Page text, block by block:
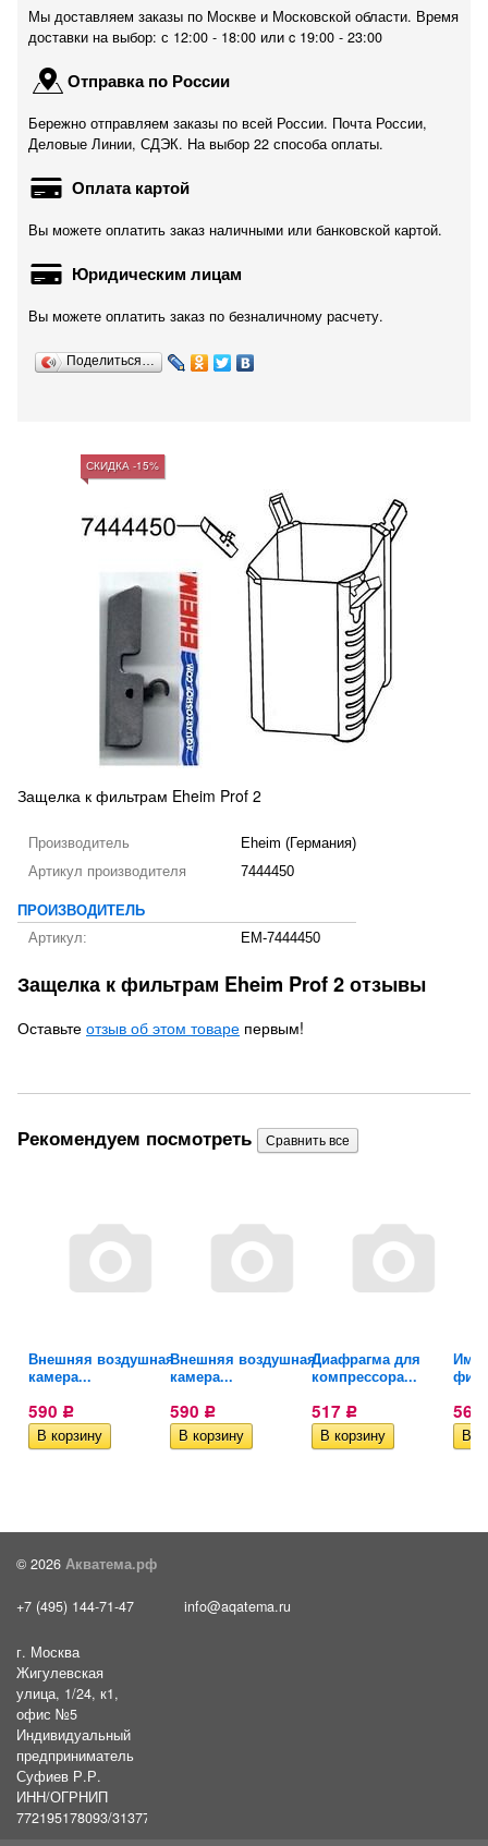
Мы доставляем заказы по Москве и Московской области. Время
доставки на выбор: с 12:00 - 18:00 или c 19:00 - 23:00
Отправка по России
Бережно отправляем заказы по всей России. Почта России,
Деловые Линии, СДЭК. На выбор 22 способа оплаты.
Оплата картой
Вы можете оплатить заказ наличными или банковской картой.
Юридическим лицам
Вы можете оплатить заказ по безналичному расчету.
Поделиться…
СКИДКА -15%
Защелка к фильтрам Eheim Prof 2
Производитель
Eheim (Германия)
Артикул производителя
7444450
ПРОИЗВОДИТЕЛЬ
Артикул:
EM-7444450
Защелка к фильтрам Eheim Prof 2 отзывы
Оставьте отзыв об этом товаре первым!
Рекомендуем посмотреть
Внешняя воздушная
камера...
590 Р
Внешняя воздушная
камера...
590 Р
Диафрагма для
компрессора...
517 Р 561
© 2026 Акватема.рф
+7 (495) 144-71-47 info@aqatema.ru
г. Москва
Жигулевская
улица, 1/24, к1,
офис №5
Индивидуальный
предприниматель
Суфиев Р.Р.
ИНН/ОГРНИП
772195178093/31377461610054